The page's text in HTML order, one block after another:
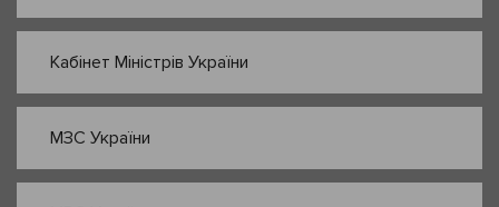
Кабінет Міністрів України
МЗС України